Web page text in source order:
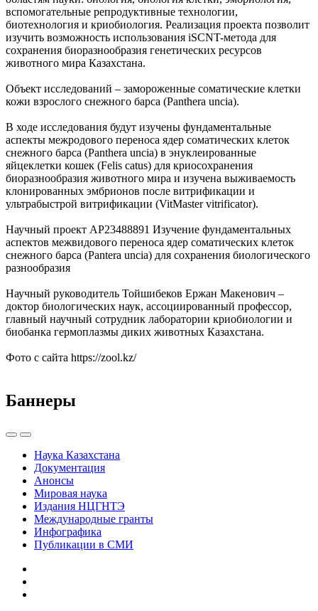
вспомогательные репродуктивные технологии,
биотехнология и криобиология. Реализация проекта позволит
изучить возможность использования iSCNT-метода для
сохранения биоразнообразия генетических ресурсов
животного мира Казахстана.
Объект исследований – замороженные соматические клетки
кожи взрослого снежного барса (Panthera uncia).
В ходе исследования будут изучены фундаментальные
аспекты межродового переноса ядер соматических клеток
снежного барса (Panthera uncia) в энуклеированные
яйцеклетки кошек (Felis catus) для криосохранения
биоразнообразия животного мира и изучена выживаемость
клонированных эмбрионов после витрификации и
ультрабыстрой витрификации (VitMaster vitrificator).
Научный проект AP23488891 Изучение фундаментальных
аспектов межвидового переноса ядер соматических клеток
снежного барса (Pantera uncia) для сохранения биологического
разнообразия
Научный руководитель Тойшибеков Ержан Макенович –
доктор биологических наук, ассоциированный профессор,
главный научный сотрудник лаборатории криобиологии и
биобанка гермоплазмы диких животных Казахстана.
Фото с сайта https://zool.kz/
Баннеры
Наука Казахстана
Документация
Анонсы
Мировая наука
Издания НЦГНТЭ
Международные гранты
Инфографика
Публикации в СМИ